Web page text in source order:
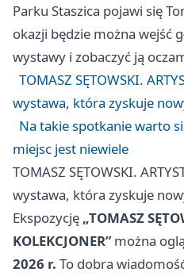
Parku Staszica pojawi się
okazji będzie można wejść
wystawy i zobaczyć ją
TOMASZ SĘTOWSKI.
wystawa, która zyskuje
Na takie spotkanie warto
miejsc jest niewiele
TOMASZ SĘTOWSKI.
wystawa, która zyskuje
Ekspozycję „TOMASZ
KOLEKCJONER”można
2026 r. To dobra